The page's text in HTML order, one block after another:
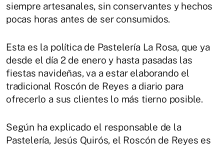
siempre artesanales, sin conservantes y hechos
pocas horas antes de ser consumidos.
Esta es la política de Pastelería La Rosa, que ya
desde el día 2 de enero y hasta pasadas las
fiestas navideñas, va a estar elaborando el
tradicional Roscón de Reyes a diario para
ofrecerlo a sus clientes lo más tierno posible.
Según ha explicado el responsable de la
Pastelería, Jesús Quirós, el Roscón de Reyes es